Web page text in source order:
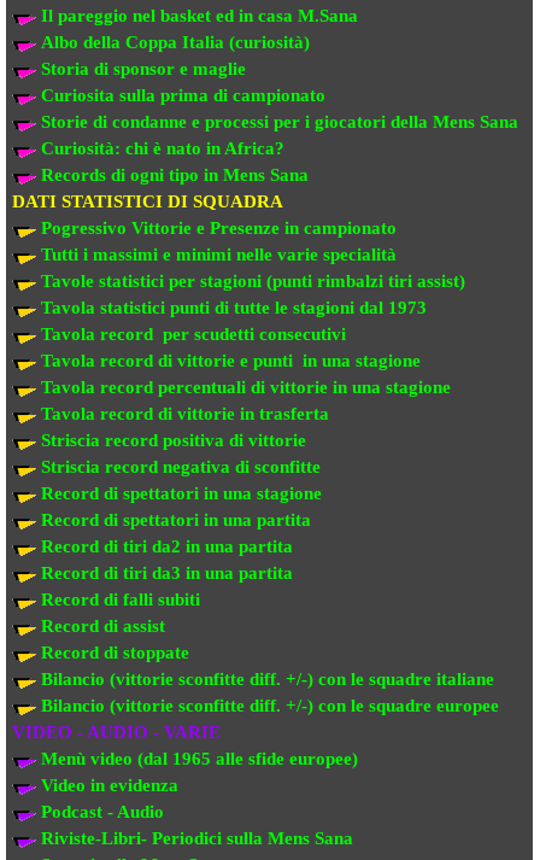
Il pareggio nel basket ed in casa M.Sana
Albo della Coppa Italia (curiosità)
Storia di sponsor e maglie
Curiosita sulla prima di campionato
Storie di condanne e processi per i giocatori della Mens Sana
Curiosità: chi è nato in Africa?
Records di ogni tipo in Mens Sana
DATI STATISTICI DI SQUADRA
Pogressivo Vittorie e Presenze in campionato
Tutti i massimi e minimi nelle varie specialità
Tavole statistici per stagioni (punti rimbalzi tiri assist)
Tavola statistici punti di tutte le stagioni dal 1973
Tavola record per scudetti consecutivi
Tavola record di vittorie e punti in una stagione
Tavola record percentuali di vittorie in una stagione
Tavola record di vittorie in trasferta
Striscia record positiva di vittorie
Striscia record negativa di sconfitte
Record di spettatori in una stagione
Record di spettatori in una partita
Record di tiri da2 in una partita
Record di tiri da3 in una partita
Record di falli subiti
Record di assist
Record di stoppate
Bilancio (vittorie sconfitte diff. +/-) con le squadre italiane
Bilancio (vittorie sconfitte diff. +/-) con le squadre europee
VIDEO - AUDIO - VARIE
Menù video (dal 1965 alle sfide europee)
Video in evidenza
Podcast - Audio
Riviste-Libri- Periodici sulla Mens Sana